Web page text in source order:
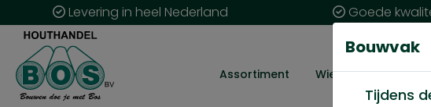
Levering in heel Nederland Goede
Assortiment Wie zijn wij?
Bouwvak
Tijdens